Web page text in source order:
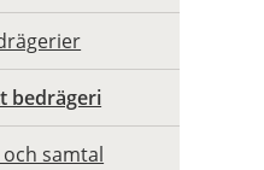
bedrägeri
samtal